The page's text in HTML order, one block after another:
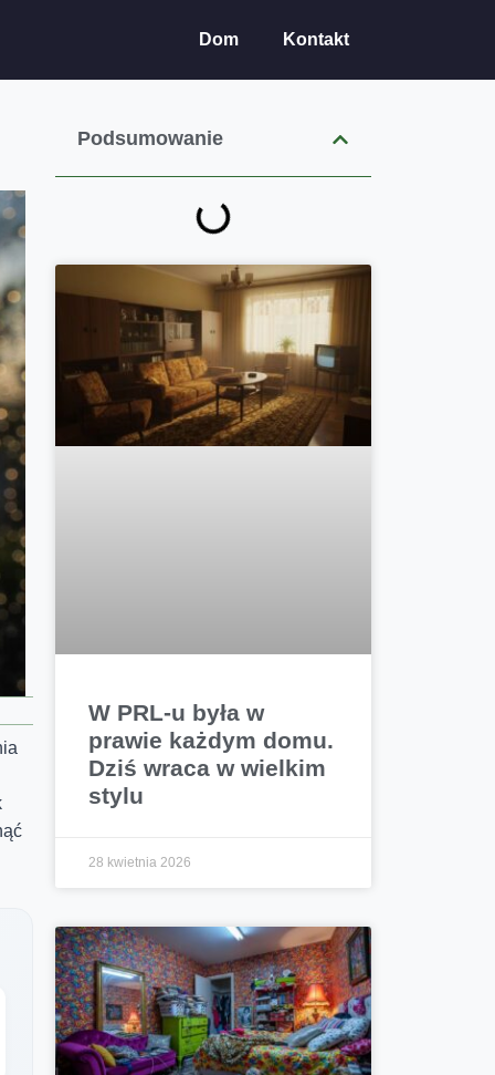
Dom Kontakt
Podsumowanie
W PRL-u była w
prawie każdym domu.
Dziś wraca w wielkim
stylu
28 kwietnia 2026